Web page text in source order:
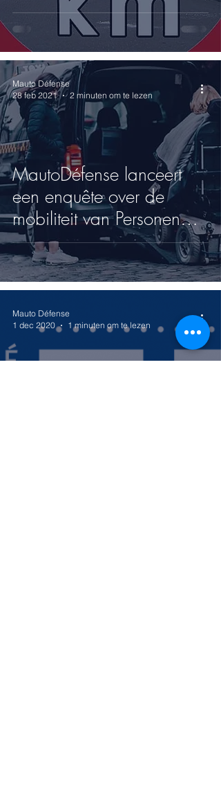
MautoDéfense lanceert
een enquête over de
mobiliteit van Personen
met Beperkte Mobiliteit in
Brussel
Mauto Défense
28 feb 2021
2 minuten om te lezen
Mauto Défense
1 dec 2020
1 minuten om te lezen